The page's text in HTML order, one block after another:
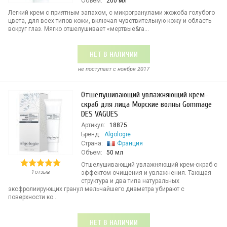
Легкий крем с приятным запахом, с микрогранулами жожоба голубого
цвета, для всех типов кожи, включая чувствительную кожу и область
вокруг глаз. Мягко отшелушивает «мертвые&ra...
НЕТ В НАЛИЧИИ
не поступает c ноября 2017
1 отзыв
Отшелушивающий увлажняющий крем-
скраб для лица Морские волны Gommage
DES VAGUES
Артикул:
18875
Бренд:
Algologie
Страна:
Франция
Объем:
50 мл
Отшелушивающий увлажняющий крем-скраб с
эффектом очищения и увлажнения. Тающая
структура и два типа натуральных
эксфролиирующих гранул мельчайшего диаметра убирают с
поверхности ко...
НЕТ В НАЛИЧИИ